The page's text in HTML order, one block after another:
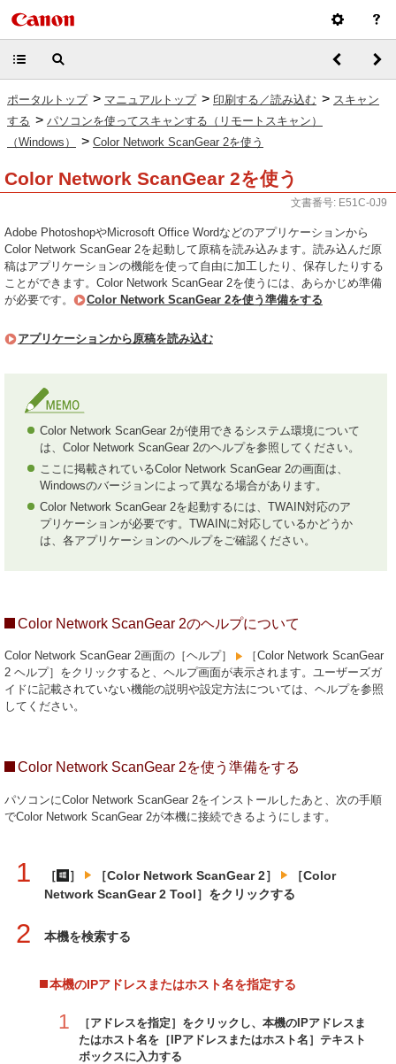
ポータルトップ > マニュアルトップ > 印刷する／読み込む > スキャン
する > パソコンを使ってスキャンする（リモートスキャン）
（Windows）
> Color Network ScanGear 2を使う
Color Network ScanGear 2を使う
文書番号: E51C-0J9
Adobe PhotoshopやMicrosoft Office Wordなどのアプリケーションから
Color Network ScanGear 2を起動して原稿を読み込みます。読み込んだ原
稿はアプリケーションの機能を使って自由に加工したり、保存したりする
ことができます。Color Network ScanGear 2を使うには、あらかじめ準備
が必要です。
Color Network ScanGear 2を使う準備をする
アプリケーションから原稿を読み込む
Color Network ScanGear 2が使用できるシステム環境について
は、Color Network ScanGear 2のヘルプを参照してください。
ここに掲載されているColor Network ScanGear 2の画面は、
Windowsのバージョンによって異なる場合があります。
Color Network ScanGear 2を起動するには、TWAIN対応のア
プリケーションが必要です。TWAINに対応しているかどうか
は、各アプリケーションのヘルプをご確認ください。
Color Network ScanGear 2のヘルプについて
Color Network ScanGear 2画面の［ヘルプ］
［Color Network ScanGear
2 ヘルプ］をクリックすると、ヘルプ画面が表示されます。ユーザーズガ
イドに記載されていない機能の説明や設定方法については、ヘルプを参照
してください。
Color Network ScanGear 2を使う準備をする
パソコンにColor Network ScanGear 2をインストールしたあと、次の手順
でColor Network ScanGear 2が本機に接続できるようにします。
1 ［ ］ ［Color Network ScanGear 2］
［Color
Network ScanGear 2 Tool］をクリックする
2 本機を検索する
本機のIPアドレスまたはホスト名を指定する
1
［アドレスを指定］をクリックし、本機のIPアドレスま
たはホスト名を［IPアドレスまたはホスト名］テキスト
ボックスに入力する